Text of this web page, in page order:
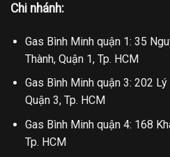
Chi nhánh:
Gas Bình Minh quận 1: 35
Thành, Quận 1, Tp. HCM
Gas Bình Minh quận 3: 202
Quận 3, Tp. HCM
Gas Bình Minh quận 4: 168
Tp. HCM